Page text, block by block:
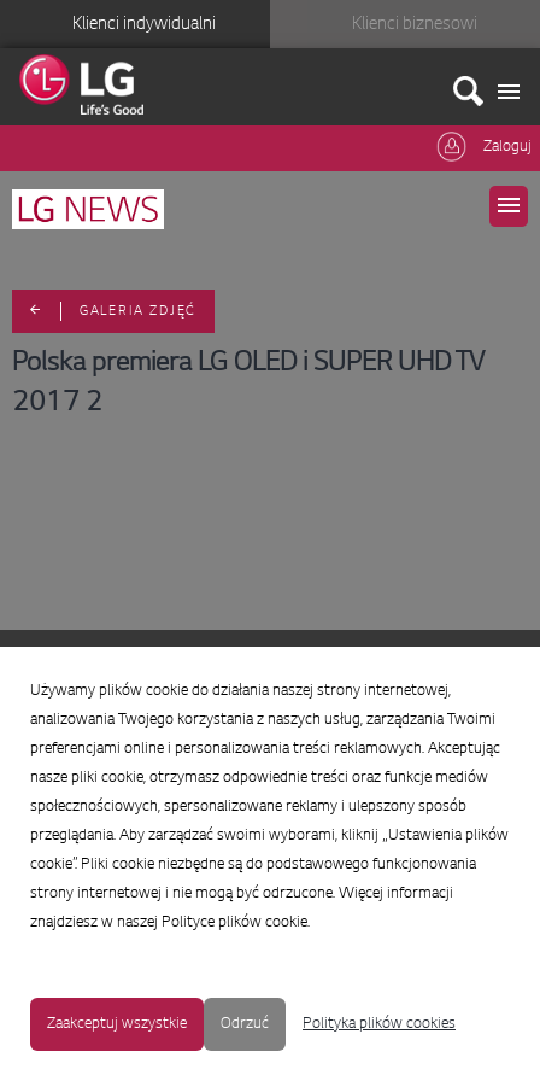
Klienci indywidualni Klienci biznesowi
Zaloguj
GALERIA ZDJĘĆ
Polska premiera LG OLED i SUPER UHD TV
2017 2
UŁATWIENIA DOSTĘPU
Copyright © 2009-2017 LG Electronics. Wszelkie prawa zastrzeżone.
To oficjalna strona główna firmy LG Electronics. Aby przejść do strony
korporacyjnej LG Corp lub stron innych spółek LG, proszę kliknąć
Używamy plików cookie do działania naszej strony internetowej,
analizowania Twojego korzystania z naszych usług, zarządzania Twoimi
preferencjami online i personalizowania treści reklamowych. Akceptując
nasze pliki cookie, otrzymasz odpowiednie treści oraz funkcje mediów
społecznościowych, spersonalizowane reklamy i ulepszony sposób
przeglądania. Aby zarządzać swoimi wyborami, kliknij „Ustawienia plików
cookie”. Pliki cookie niezbędne są do podstawowego funkcjonowania
strony internetowej i nie mogą być odrzucone. Więcej informacji
znajdziesz w naszej Polityce plików cookie.
Zaakceptuj wszystkie Odrzuć Polityka plików cookies